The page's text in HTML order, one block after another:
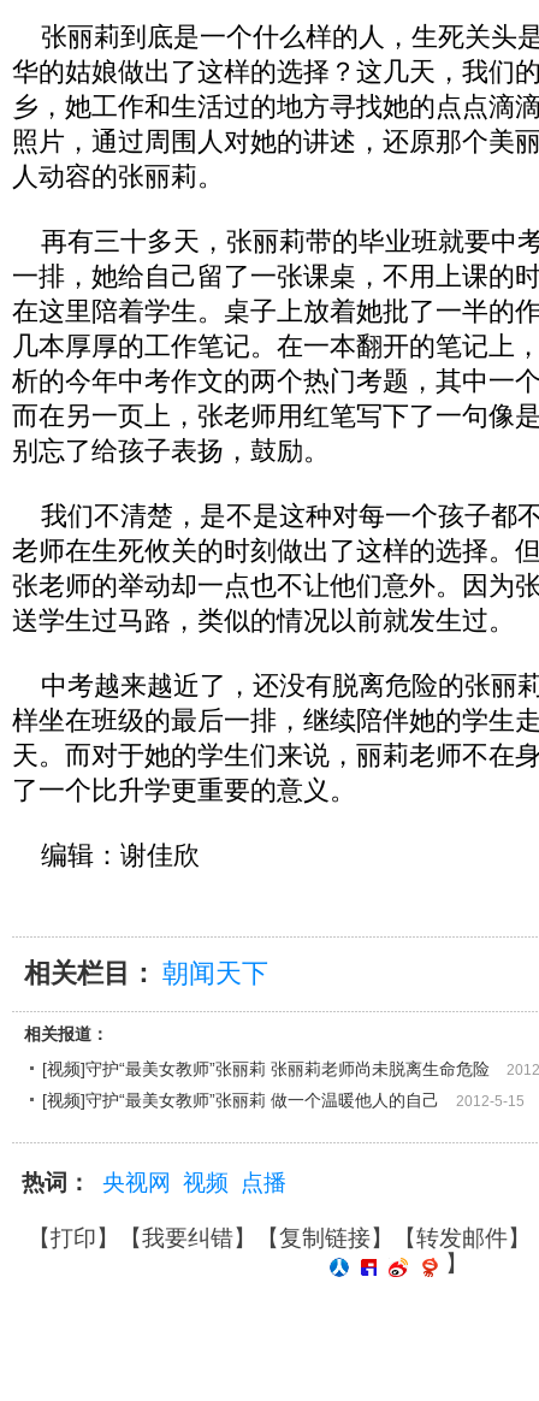
张丽莉到底是一个什么样的人，生死关头
华的姑娘做出了这样的选择？这几天，我们
乡，她工作和生活过的地方寻找她的点点滴
照片，通过周围人对她的讲述，还原那个美
人动容的张丽莉。
再有三十多天，张丽莉带的毕业班就要中
一排，她给自己留了一张课桌，不用上课的
在这里陪着学生。桌子上放着她批了一半的
几本厚厚的工作笔记。在一本翻开的笔记上
析的今年中考作文的两个热门考题，其中一
而在另一页上，张老师用红笔写下了一句像
别忘了给孩子表扬，鼓励。
我们不清楚，是不是这种对每一个孩子都
老师在生死攸关的时刻做出了这样的选择。
张老师的举动却一点也不让他们意外。因为
送学生过马路，类似的情况以前就发生过。
中考越来越近了，还没有脱离危险的张丽
样坐在班级的最后一排，继续陪伴她的学生
天。而对于她的学生们来说，丽莉老师不在
了一个比升学更重要的意义。
编辑：谢佳欣
相关栏目： 朝闻天下
相关报道：
[视频]守护“最美女教师”张丽莉 张丽莉老师尚未脱离生命危险
[视频]守护“最美女教师”张丽莉 做一个温暖他人的自己 2012-5-15
热词： 央视网 视频 点播
【打印】【我要纠错】【复制链接】【转发邮件】
】